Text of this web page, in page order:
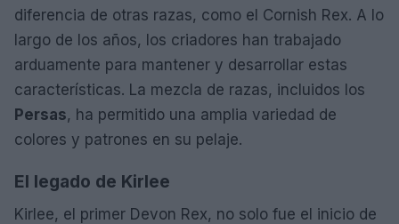
diferencia de otras razas, como el Cornish Rex. A lo
largo de los años, los criadores han trabajado
arduamente para mantener y desarrollar estas
características. La mezcla de razas, incluidos los
Persas, ha permitido una amplia variedad de
colores y patrones en su pelaje.
El legado de Kirlee
Kirlee, el primer Devon Rex, no solo fue el inicio de